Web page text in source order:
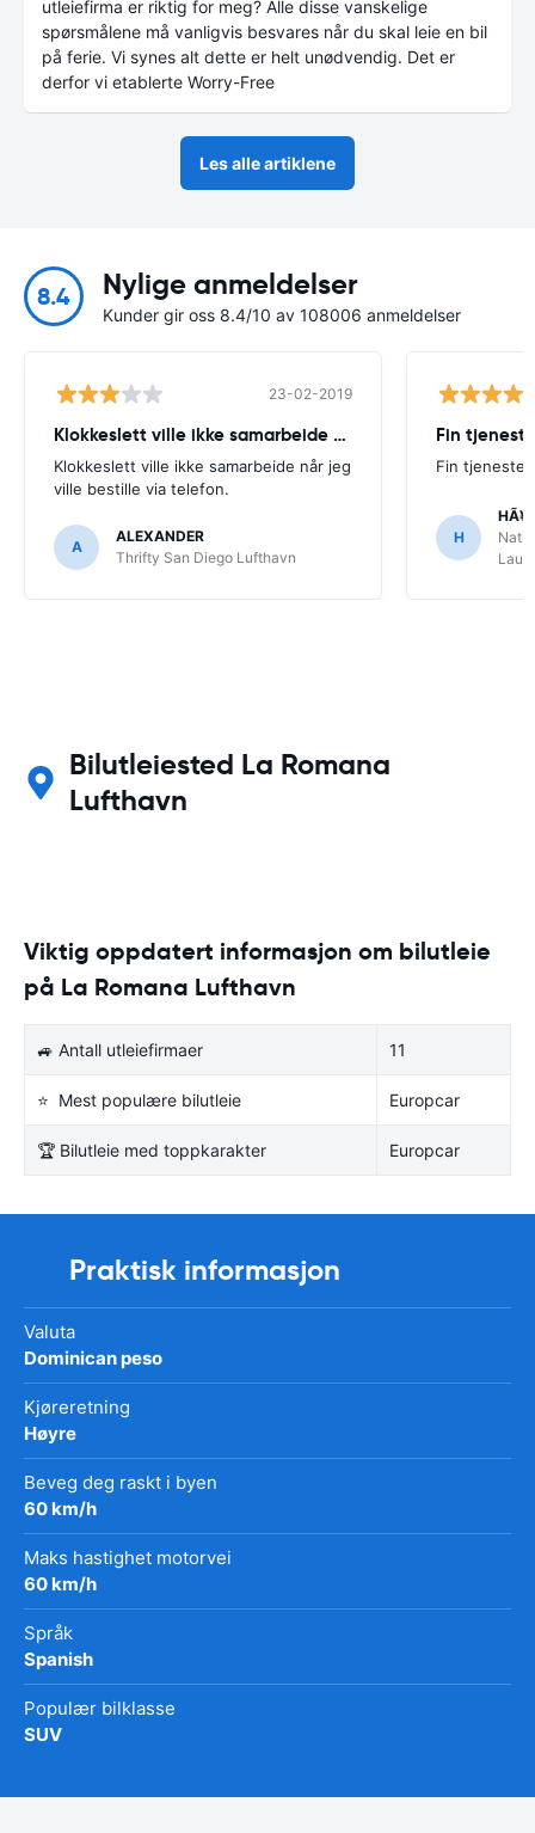
utleiefirma er riktig for meg? Alle disse vanskelige
spørsmålene må vanligvis besvares når du skal leie en bil
på ferie. Vi synes alt dette er helt unødvendig. Det er
derfor vi etablerte Worry-Free
Les alle artiklene
8.4 Nylige anmeldelser
Kunder gir oss 8.4/10 av 108006 anmeldelser
23-02-2019
Klokkeslett ville ikke samarbeide når
Klokkeslett ville ikke samarbeide når jeg
ville bestille via telefon.
A
ALEXANDER
Thrifty San Diego Lufthavn
Fin
Fin tjeneste
H
Bilutleiested La Romana
Lufthavn
Viktig oppdatert informasjon om bilutleie
på La Romana Lufthavn
🚙 Antall utleiefirmaer 11
⭐ Mest populære bilutleie Europcar
🏆 Bilutleie med toppkarakter Europcar
Praktisk informasjon
Valuta
Dominican peso
Kjøreretning
Høyre
Beveg deg raskt i byen
60 km/h
Maks hastighet motorvei
60 km/h
Språk
Spanish
Populær bilklasse
SUV